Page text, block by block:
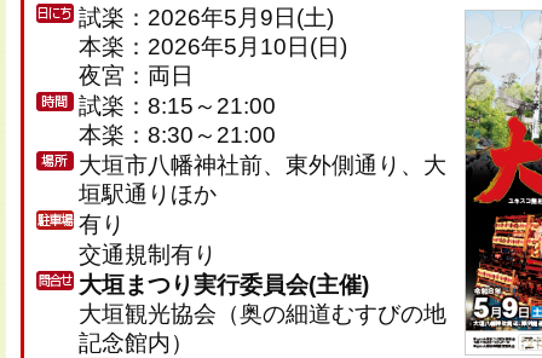
試楽：2026年5月9日(土)
本楽：2026年5月10日(日)
夜宮：両日
試楽：8:15～21:00
本楽：8:30～21:00
大垣市八幡神社前、東外側通り、大
垣駅通りほか
有り
交通規制有り
大垣まつり実行委員会(主催)
大垣観光協会（奥の細道むすびの地
記念館内）